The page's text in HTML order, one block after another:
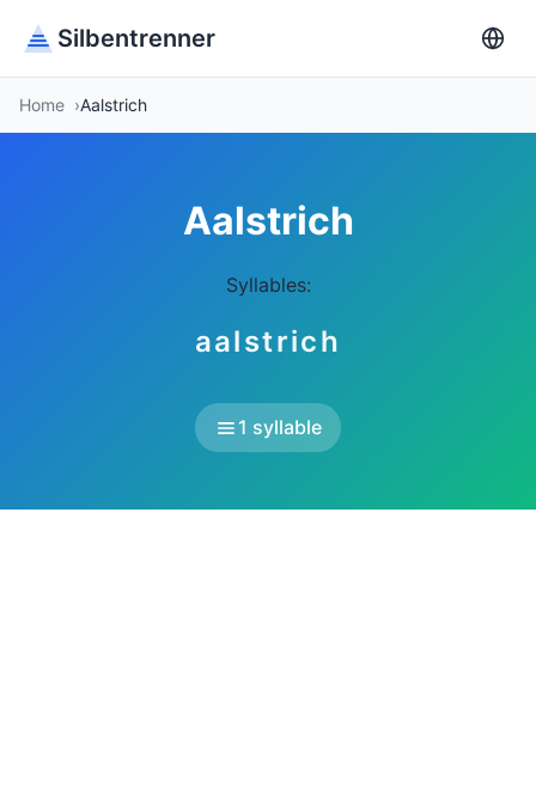
Silbentrenner
Home Aalstrich
Aalstrich
Syllables:
aalstrich
1 syllable